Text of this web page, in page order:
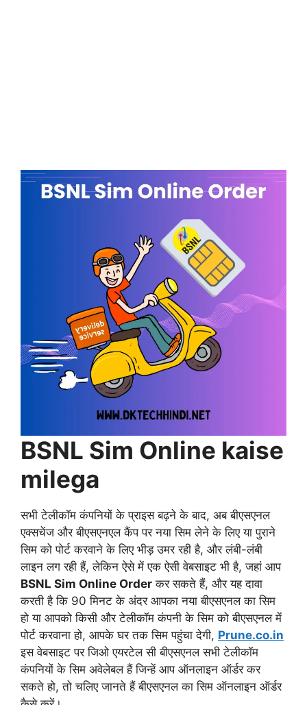
BSNL Sim Online kaise
milega
सभी टेलीकॉम कंपनियों के प्राइस बढ़ने के बाद, अब बीएसएनल
एक्सचेंज और बीएसएनएल कैंप पर नया सिम लेने के लिए या पुराने
सिम को पोर्ट करवाने के लिए भीड़ उमर रही है, और लंबी-लंबी
लाइन लग रही हैं, लेकिन ऐसे में एक ऐसी वेबसाइट भी है, जहां आप
BSNL Sim Online Order कर सकते हैं, और यह दावा
करती है कि 90 मिनट के अंदर आपका नया बीएसएनल का सिम
हो या आपको किसी और टेलीकॉम कंपनी के सिम को बीएसएनल में
पोर्ट करवाना हो, आपके घर तक सिम पहुंचा देगी, Prune.co.in
इस वेबसाइट पर जिओ एयरटेल सी बीएसएनल सभी टेलीकॉम
कंपनियों के सिम अवेलेबल हैं जिन्हें आप ऑनलाइन ऑर्डर कर
सकते हो, तो चलिए जानते हैं बीएसएनल का सिम ऑनलाइन ऑर्डर